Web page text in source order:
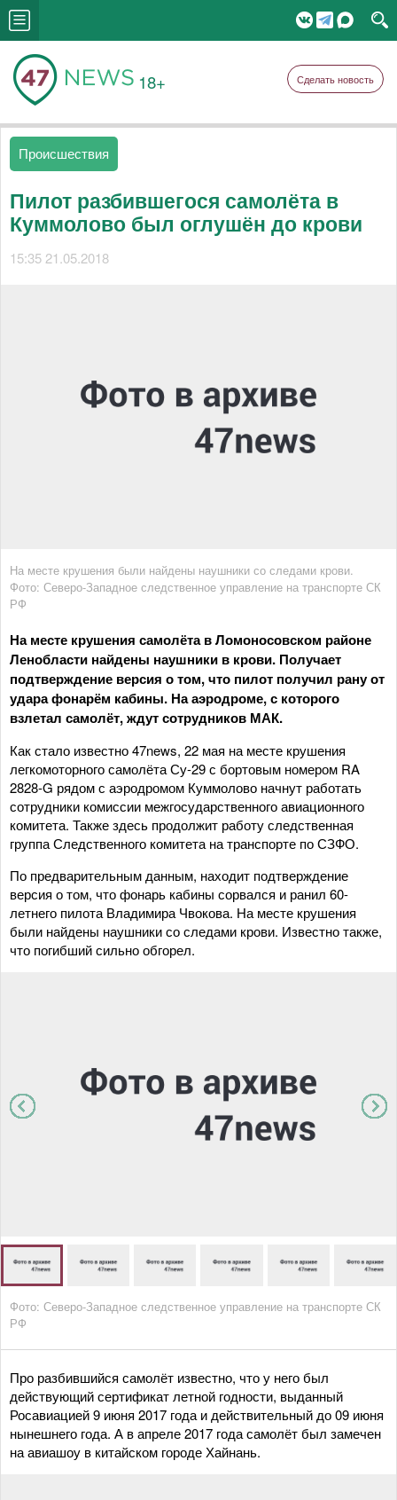
18+ Сделать новость
Происшествия
Пилот разбившегося самолёта в
Куммолово был оглушён до крови
15:35 21.05.2018
На месте крушения были найдены наушники со следами крови.
Фото: Северо-Западное следственное управление на транспорте СК
РФ
На месте крушения самолёта в Ломоносовском районе
Ленобласти найдены наушники в крови. Получает
подтверждение версия о том, что пилот получил рану от
удара фонарём кабины. На аэродроме, с которого
взлетал самолёт, ждут сотрудников МАК.
Как стало известно 47news, 22 мая на месте крушения
легкомоторного самолёта Су-29 с бортовым номером RA
2828-G рядом с аэродромом Куммолово начнут работать
сотрудники комиссии межгосударственного авиационного
комитета. Также здесь продолжит работу следственная
группа Следственного комитета на транспорте по СЗФО.
По предварительным данным, находит подтверждение
версия о том, что фонарь кабины сорвался и ранил 60-
летнего пилота Владимира Чвокова. На месте крушения
были найдены наушники со следами крови. Известно также,
что погибший сильно обгорел.
Фото: Северо-Западное следственное управление на транспорте СК
РФ
Про разбившийся самолёт известно, что у него был
действующий сертификат летной годности, выданный
Росавиацией 9 июня 2017 года и действительный до 09 июня
нынешнего года. А в апреле 2017 года самолёт был замечен
на авиашоу в китайском городе Хайнань.